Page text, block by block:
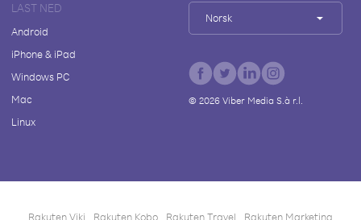
LAST NED
Android
iPhone & iPad
Windows PC
Mac
Linux
Norsk
© 2026Viber Media S.à r.l.
Rakuten Viki Rakuten Kobo Rakuten Travel Rakuten Marketing